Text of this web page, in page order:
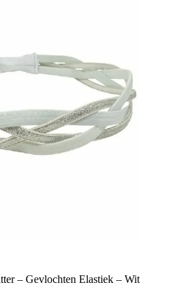
– Gevlochten Elastiek – Wit